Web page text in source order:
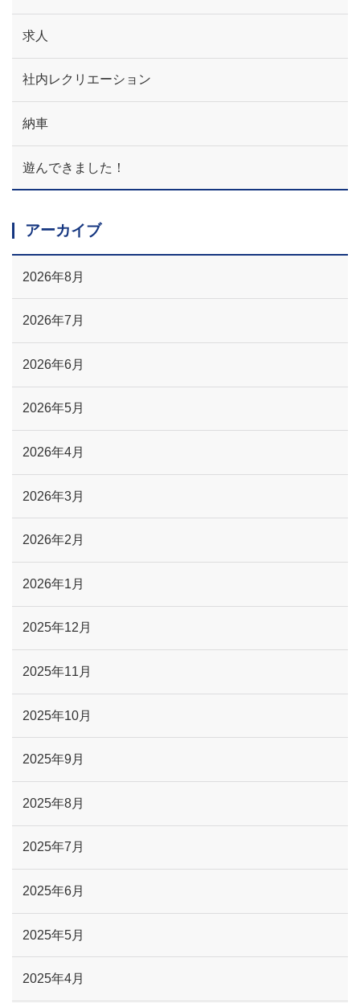
求人
社内レクリエーション
納車
遊んできました！
アーカイブ
2026年8月
2026年7月
2026年6月
2026年5月
2026年4月
2026年3月
2026年2月
2026年1月
2025年12月
2025年11月
2025年10月
2025年9月
2025年8月
2025年7月
2025年6月
2025年5月
2025年4月